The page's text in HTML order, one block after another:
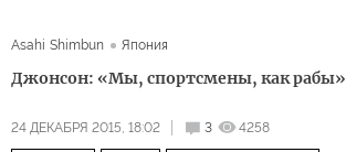
Asahi Shimbun Япония
Джонсон: «Мы, спортсмены, как рабы»
24 ДЕКАБРЯ 2015, 18:02 3 4258